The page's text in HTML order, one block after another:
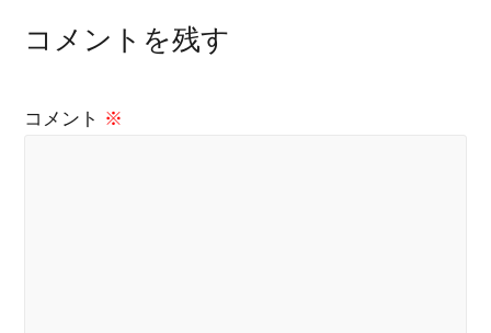
コメントを残す
コメント ※